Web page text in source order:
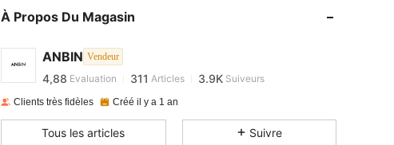
À Propos Du Magasin
ANBIN Vendeur
4,88
311
4,88
4,88 Evaluation 311 Articles 3.9K Suiveurs
e***jest en train de naviguer
Clients très fidèles Créé il y a 1 an
Tous les articles Suivre